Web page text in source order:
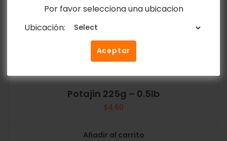
Por favor selecciona una ubicacion
Ubicación:
Aceptar
Potajin 225g – 0.5lb
$4.60
Añadir al carrito